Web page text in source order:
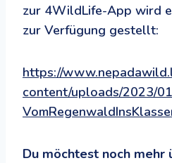
zur 4WildLife-App wird
zur Verfügung gestellt:
https://
content/uploads/2023/
Du möchtest noch mehr